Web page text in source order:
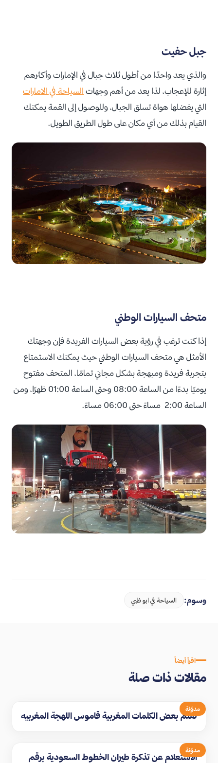
جبل حفيت
والذي يعد واحدًا من أطول ثلاث جبال في الإمارات وأكثرهم
إثارة للإعجاب، لذا يعد من أهم وجهات السياحة في الامارات
التي يفضلها هواة تسلق الجبال، وللوصول إلى القمة يمكنك
القيام بذلك من أي مكان على طول الطريق الطويل.
متحف السيارات الوطني
إذا كنت ترغب في رؤية بعض السيارات الفريدة فإن وجهتك
الأمثل هي متحف السيارات الوطني حيث يمكنك الاستمتاع
بتجربة فريدة ومبهجة بشكل مجاني تمامًا، المتحف مفتوح
يوميًا بدءًا من الساعة 08:00 وحتى الساعة 01:00 ظهرًا، ومن
الساعة 2:00 مساءً حتى 06:00 مساءً.
وسوم: السياحة في ابو ظبي
اقرأ أيضاً
مقالات ذات صلة
مدوّنة
تعلم بعض الكلمات المغربية قاموس اللهجة المغربيه
مدوّنة
الاستعلام عن تذكرة طيران الخطوط السعودية برقم